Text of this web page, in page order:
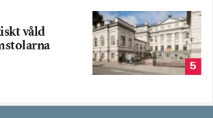
våld
5